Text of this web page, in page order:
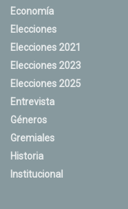
Economía
Elecciones
Elecciones 2021
Elecciones 2023
Elecciones 2025
Entrevista
Géneros
Gremiales
Historia
Institucional